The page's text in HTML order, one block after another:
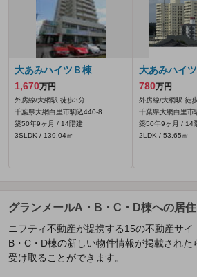
大あみハイツＢ棟
1,670万円
外房線/大網駅 徒歩3分
千葉県大網白里市駒込440‐8
築50年9ヶ月 / 14階建
3SLDK / 139.04㎡
大あみハイ
780万円
外房線/大網駅 徒
千葉県大網白里市
築50年9ヶ月 / 14
2LDK / 53.65㎡
グランメールA・B・C・D棟への居
ニフティ不動産が提携する15の不動産サイ
B・C・D棟の新しい物件情報が掲載された
受け取ることができます。